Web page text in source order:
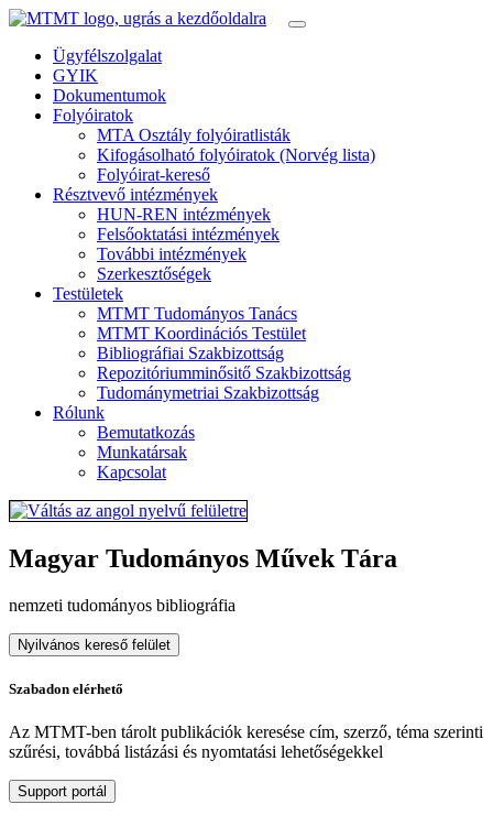
Ügyfélszolgalat
GYIK
Dokumentumok
Folyóiratok
MTA Osztály folyóiratlisták
Kifogásolható folyóiratok (Norvég lista)
Folyóirat-kereső
Résztvevő intézmények
HUN-REN intézmények
Felsőoktatási intézmények
További intézmények
Szerkesztőségek
Testületek
MTMT Tudományos Tanács
MTMT Koordinációs Testület
Bibliográfiai Szakbizottság
Repozitóriumminősitő Szakbizottság
Tudománymetriai Szakbizottság
Rólunk
Bemutatkozás
Munkatársak
Kapcsolat
Magyar Tudományos Művek Tára
nemzeti tudományos bibliográfia
Nyilvános kereső felület
Szabadon elérhető
Az MTMT-ben tárolt publikációk keresése cím, szerző, téma szerinti
szűrési, továbbá listázási és nyomtatási lehetőségekkel
Support portál